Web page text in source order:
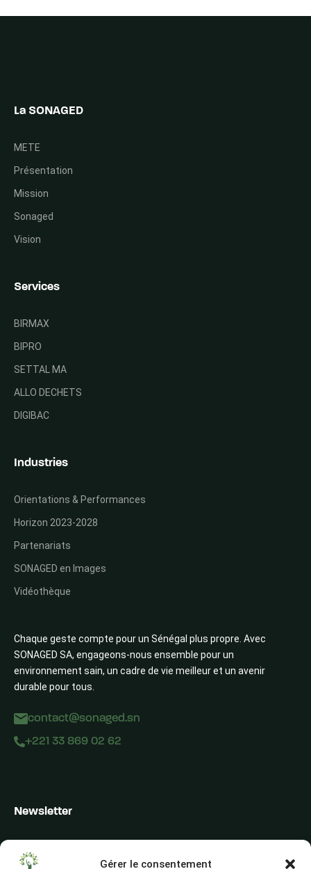
Gérer le consentement
Chaque geste compte pour un Sénégal plus propre. Avec
SONAGED SA, engageons-nous ensemble pour un
environnement sain, un cadre de vie meilleur et un avenir
durable pour tous.
contact@sonaged.sn
+221 33 869 02 62
La SONAGED
METE
Présentation
Mission
Sonaged
Vision
Services
BIRMAX
BIPRO
SETTAL MA
ALLO DECHETS
DIGIBAC
Industries
Orientations & Performances
Horizon 2023-2028
Partenariats
SONAGED en Images
Vidéothèque
Newsletter
les actualités et les conseils